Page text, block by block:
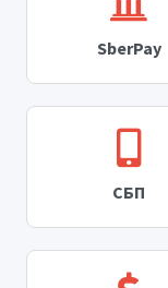
SberPay
СБП